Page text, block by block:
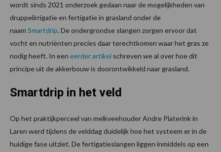
wordt sinds 2021 onderzoek gedaan naar de mogelijkheden van
druppelirrigatie en fertigatie in grasland onder de
naam Smartdrip. De ondergrondse slangen zorgen ervoor dat
vocht en nutriënten precies daar terechtkomen waar het gras ze
nodig heeft. In een eerder artikel schreven we al over hoe dit
principe uit de akkerbouw is doorontwikkeld naar grasland.
Smartdrip in het veld
Op het praktijkperceel van melkveehouder Andre Platerink in
Laren werd tijdens de velddag duidelijk hoe het systeem er in de
huidige fase uitziet. De fertigatieslangen liggen inmiddels op een